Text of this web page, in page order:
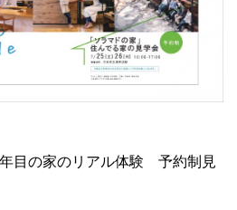
目の家のリアル体験 予約制見